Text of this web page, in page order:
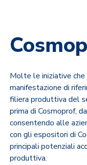
Molte le iniziative che
manifestazione di
filiera produttiva del
prima di Cosmoprof,
consentendo alle
con gli espositori di
principali potenziali
produttiva.